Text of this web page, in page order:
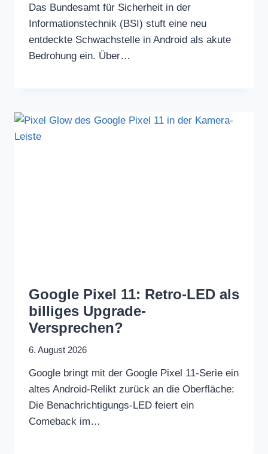
Das Bundesamt für Sicherheit in der
Informationstechnik (BSI) stuft eine neu
entdeckte Schwachstelle in Android als akute
Bedrohung ein. Über…
Google Pixel 11: Retro-LED als
billiges Upgrade-
Versprechen?
6. August 2026
Google bringt mit der Google Pixel 11-Serie ein
altes Android-Relikt zurück an die Oberfläche:
Die Benachrichtigungs-LED feiert ein
Comeback im…